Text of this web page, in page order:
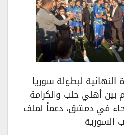
النهائية لبطولة سوريا
بين أهلي حلب والكرامة
في دمشق، دعماً لملف
السورية